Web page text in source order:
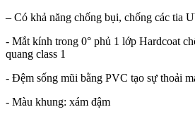
– Có khả năng chống bụi, chống các tia
- Mắt kính trong 0° phủ 1 lớp Hardcoat
quang class 1
- Đệm sống mũi bằng PVC tạo sự thoải
- Màu khung: xám đậm